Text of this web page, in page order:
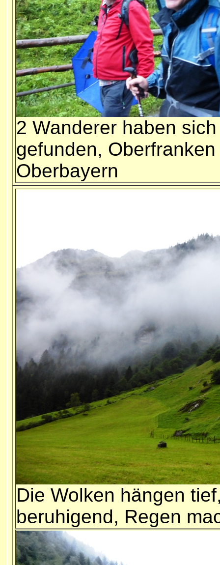
2 Wanderer haben sich
gefunden, Oberfranken
Oberbayern
Die Wolken hängen
beruhigend, Regen